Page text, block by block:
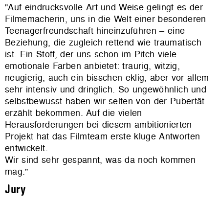
"Auf eindrucksvolle Art und Weise gelingt es der
Filmemacherin, uns in die Welt einer besonderen
Teenagerfreundschaft hineinzuführen – eine
Beziehung, die zugleich rettend wie traumatisch
ist. Ein Stoff, der uns schon im Pitch viele
emotionale Farben anbietet: traurig, witzig,
neugierig, auch ein bisschen eklig, aber vor allem
sehr intensiv und dringlich. So ungewöhnlich und
selbstbewusst haben wir selten von der Pubertät
erzählt bekommen. Auf die vielen
Herausforderungen bei diesem ambitionierten
Projekt hat das Filmteam erste kluge Antworten
entwickelt.
Wir sind sehr gespannt, was da noch kommen
mag."
Jury